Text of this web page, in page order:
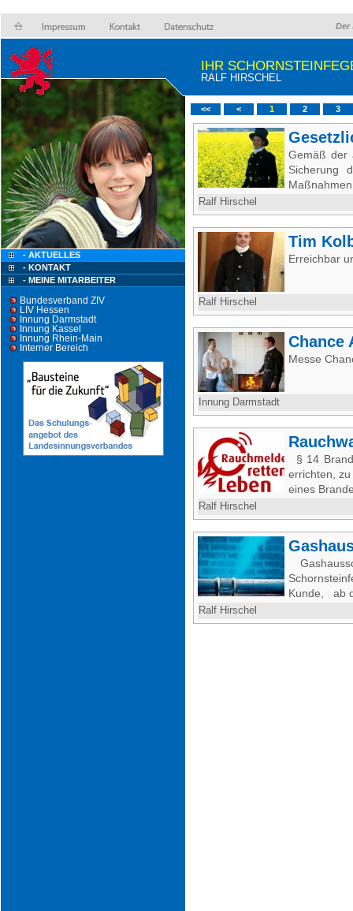
Der
- AKTUELLES
- KONTAKT
- MEINE MITARBEITER
Bundesverband ZIV
LIV Hessen
Innung Darmstadt
Innung Kassel
Innung Rhein-Main
Interner Bereich
IHR
RALF HIRSCHEL
<< < 1 2 3
Gemäß der
Sicherung
Ralf Hirschel
Tim
Erreichbar
Ralf Hirschel
Chance
Messe
Innung Darmstadt
§ 14
errichten,
eines
Ralf Hirschel
Kunde, ab
Ralf Hirschel